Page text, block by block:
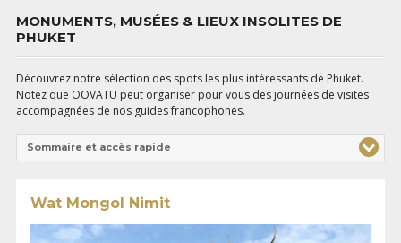
MONUMENTS, MUSÉES & LIEUX INSOLITES DE
PHUKET
Découvrez notre sélection des spots les plus intéressants de Phuket.
Notez que OOVATU peut organiser pour vous des journées de visites
accompagnées de nos guides francophones.
Sommaire et accès rapide
Wat Mongol Nimit